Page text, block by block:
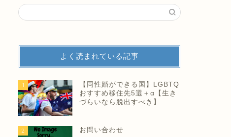
よく読まれている記事
1
【同性婚ができる国】LGBTQ
おすすめ移住先5選＋α【生き
づらいなら脱出すべき】
2 お問い合わせ